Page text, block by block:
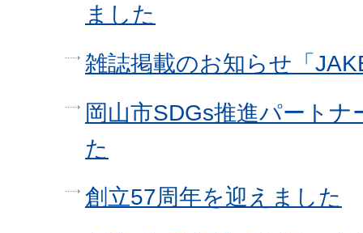
ました
雑誌掲載のお知らせ「
岡山市SDGs推進パート
た
創立57周年を迎えました